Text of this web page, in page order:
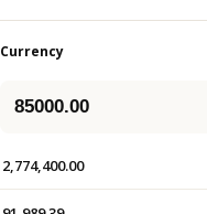
Currency
2,774,400.00